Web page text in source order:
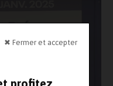
✖ Fermer et accepter
profitez